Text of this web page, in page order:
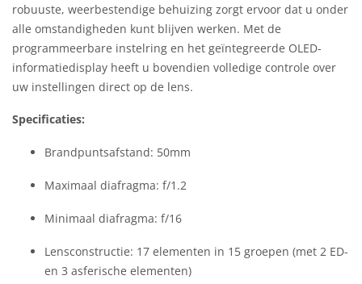
robuuste, weerbestendige behuizing zorgt ervoor dat u onder
alle omstandigheden kunt blijven werken. Met de
programmeerbare instelring en het geïntegreerde OLED-
informatiedisplay heeft u bovendien volledige controle over
uw instellingen direct op de lens.
Specificaties:
Brandpuntsafstand: 50mm
Maximaal diafragma: f/1.2
Minimaal diafragma: f/16
Lensconstructie: 17 elementen in 15 groepen (met 2 ED-
en 3 asferische elementen)